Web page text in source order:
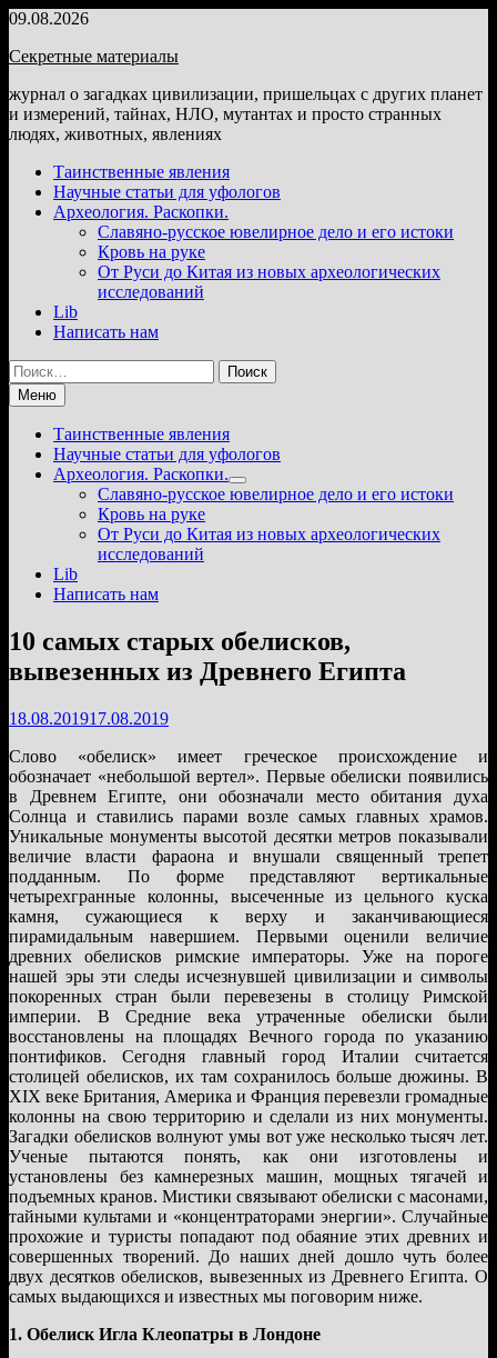
Перейти
содержимому
09.08.2026
Секретные материалы
журнал о загадках цивилизации, пришельцах с других планет
и измерений, тайнах, НЛО, мутантах и просто странных
людях, животных, явлениях
Таинственные явления
Научные статьи для уфологов
Археология. Раскопки.
Славяно-русское ювелирное дело и его истоки
Кровь на руке
От Руси до Китая из новых археологических
исследований
Lib
Написать нам
Найти:
Меню
Таинственные явления
Научные статьи для уфологов
Археология. Раскопки.
Показать
подменю
Славяно-русское ювелирное дело и его истоки
Кровь на руке
От Руси до Китая из новых археологических
исследований
Lib
Написать нам
10 самых старых обелисков,
вывезенных из Древнего Египта
18.08.201917.08.2019
Слово «обелиск» имеет греческое происхождение и
обозначает «небольшой вертел». Первые обелиски появились
в Древнем Египте, они обозначали место обитания духа
Солнца и ставились парами возле самых главных храмов.
Уникальные монументы высотой десятки метров показывали
величие власти фараона и внушали священный трепет
подданным. По форме представляют вертикальные
четырехгранные колонны, высеченные из цельного куска
камня, сужающиеся к верху и заканчивающиеся
пирамидальным навершием. Первыми оценили величие
древних обелисков римские императоры. Уже на пороге
нашей эры эти следы исчезнувшей цивилизации и символы
покоренных стран были перевезены в столицу Римской
империи. В Средние века утраченные обелиски были
восстановлены на площадях Вечного города по указанию
понтификов. Сегодня главный город Италии считается
столицей обелисков, их там сохранилось больше дюжины. В
XIX веке Британия, Америка и Франция перевезли громадные
колонны на свою территорию и сделали из них монументы.
Загадки обелисков волнуют умы вот уже несколько тысяч лет.
Ученые пытаются понять, как они изготовлены и
установлены без камнерезных машин, мощных тягачей и
подъемных кранов. Мистики связывают обелиски с масонами,
тайными культами и «концентраторами энергии». Случайные
прохожие и туристы попадают под обаяние этих древних и
совершенных творений. До наших дней дошло чуть более
двух десятков обелисков, вывезенных из Древнего Египта. О
самых выдающихся и известных мы поговорим ниже.
1. Обелиск Игла Клеопатры в Лондоне